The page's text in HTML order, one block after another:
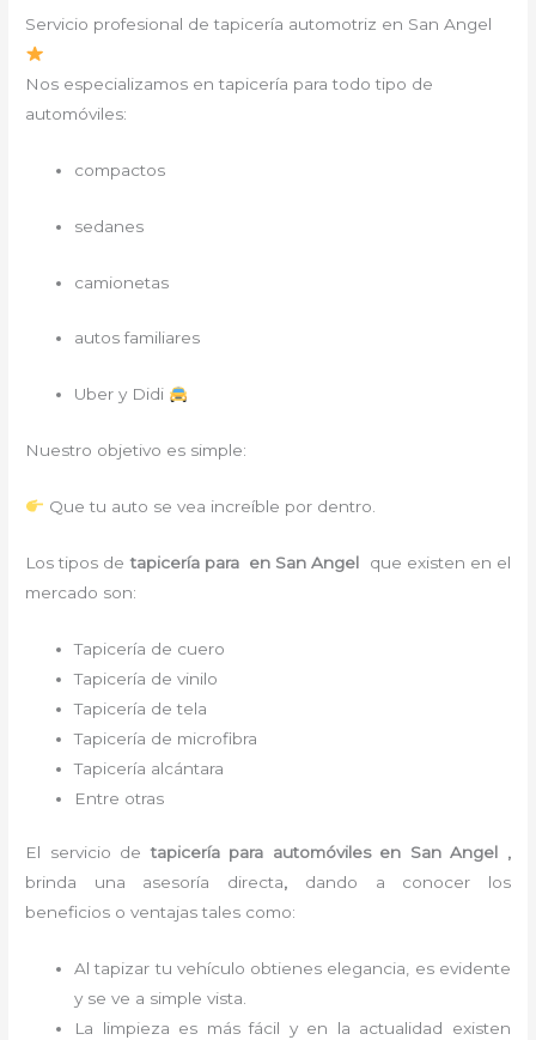
Servicio profesional de tapicería automotriz en San Angel
Nos especializamos en tapicería para todo tipo de
automóviles:
compactos
sedanes
camionetas
autos familiares
Uber y Didi
Nuestro objetivo es simple:
Que tu auto se vea increíble por dentro.
Los tipos de tapicería para en San Angel
que existen en el
mercado son:
Tapicería de cuero
Tapicería de vinilo
Tapicería de tela
Tapicería de microfibra
Tapicería alcántara
Entre otras
El servicio detapicería para automóviles en San Angel ,
brinda una asesoría directa, dando a conocer los
beneficios o ventajas tales como:
Al tapizar tu vehículo obtienes elegancia, es evidente
y se ve a simple vista.
La limpieza es más fácil y en la actualidad existen